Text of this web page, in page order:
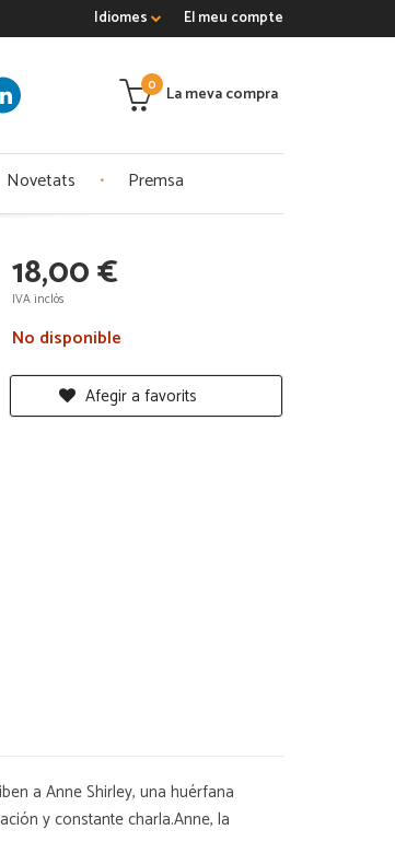
El meu compte
Idiomes
La meva compra
0
Novetats Premsa
18,00 €
IVA inclós
No disponible
Afegir a favorits
a Anne Shirley, una huérfana
y constante charla.Anne, la